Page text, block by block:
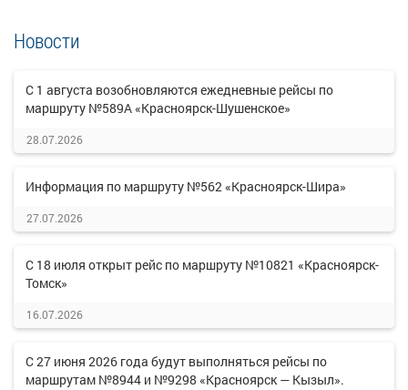
Новости
С 1 августа возобновляются ежедневные рейсы по
маршруту №589А «Красноярск-Шушенское»
28.07.2026
Информация по маршруту №562 «Красноярск-Шира»
27.07.2026
С 18 июля открыт рейс по маршруту №10821 «Красноярск-
Томск»
16.07.2026
С 27 июня 2026 года будут выполняться рейсы по
маршрутам №8944 и №9298 «Красноярск — Кызыл».